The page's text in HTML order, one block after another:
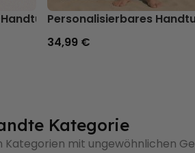
mit Text
Personalisierbares
34,99 €
Kategorie
Kategorien mit ungewöhnlichen